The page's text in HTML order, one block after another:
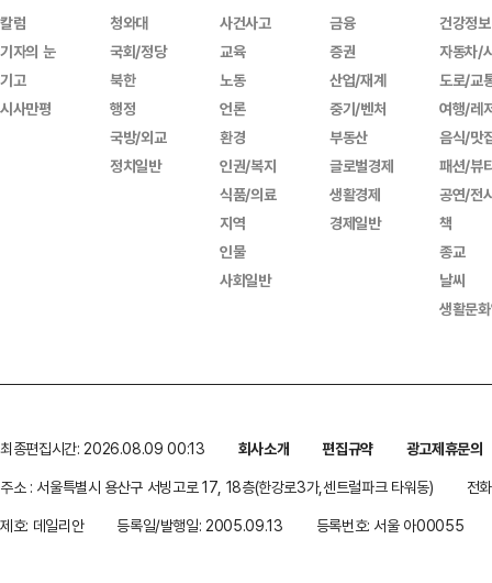
칼럼
기자의 눈
기고
시사만평
청와대
국회/정당
북한
행정
국방/외교
정치일반
사건사고
교육
노동
언론
환경
인권/복지
식품/의료
지역
인물
사회일반
금융
증권
산업/재계
중기/벤처
부동산
글로벌경제
생활경제
경제일반
건강정보
자동차/
도로/교
여행/레
음식/맛
패션/뷰
공연/전
책
종교
날씨
생활문
최종편집시간: 2026.08.09 00:13 회사소개 편집규약
광고제휴문의
주소 : 서울특별시 용산구 서빙고로 17, 18층(한강로3가,센트럴파크 타워동)
전
제호: 데일리안
등록일/발행일: 2005.09.13 등록번호: 서울 아00055